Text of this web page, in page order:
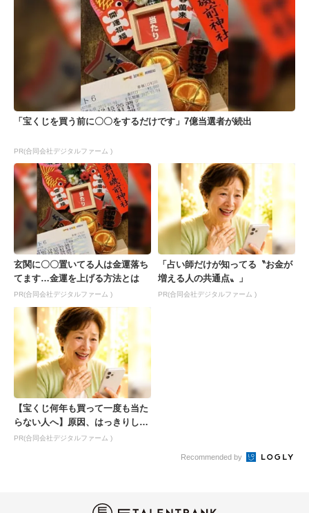
「宝くじを買う前に〇〇をするだけです」7億当選者が続出
PR(合同会社デジタルファーム )
玄関に〇〇置いてる人は金運落ち
てます…金運を上げる方法とは
PR(合同会社デジタルファーム )
「占い師だけが知ってる〝お金が
増える人の共通点〟」
PR(合同会社デジタルファーム )
【宝くじ何年も買って一度も当た
らない人へ】原因、はっきりして
ます
PR(合同会社デジタルファーム )
Recommended by